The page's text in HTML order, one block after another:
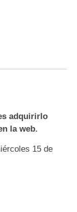
adquirirlo
la web.
15 de